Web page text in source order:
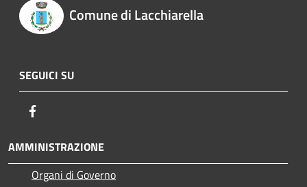
Comune di Lacchiarella
SEGUICI SU
AMMINISTRAZIONE
Organi di Governo